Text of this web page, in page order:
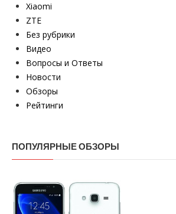
Xiaomi
ZTE
Без рубрики
Видео
Вопросы и Ответы
Новости
Обзоры
Рейтинги
ПОПУЛЯРНЫЕ ОБЗОРЫ